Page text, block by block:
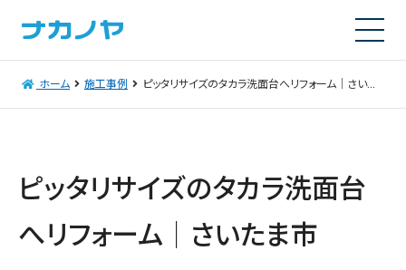
ホーム 施工事例 ピッタリサイズのタカラ洗面台へリフォーム｜さいたま市
ピッタリサイズのタカラ洗面台
へリフォーム｜さいたま市